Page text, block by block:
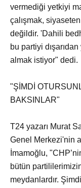
vermediği yetkiyi
çalışmak,
değildir. 'Dahili
bu partiyi
almak istiyor" dedi.
"ŞİMDİ
BAKSINLAR"
T24 yazarı Murat
Genel Merkezi'nin
İmamoğlu,
bütün
meydanlardır.